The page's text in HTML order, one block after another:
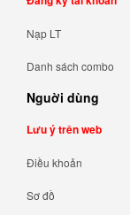
Nạp LT
Danh sách combo
Nguời dùng
Lưu ý trên web
Điều khoản
Sơ đồ